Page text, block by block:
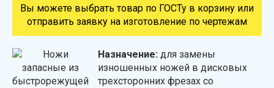
Вы можете выбрать товар по ГОСТу в корзину или
отправить заявку на изготовление по чертежам
Назначение: для замены
изношенных ножей в дисковых
трехсторонних фрезах со